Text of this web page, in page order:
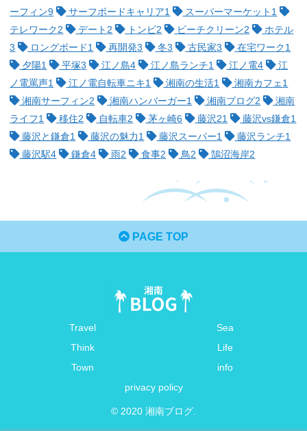
ーフィン9 サーフボードキャリア1 スーパーマーケット 1
テレワーク2 デート 2 トンビ2 ビーチクリーン2
ホテル
3
ロングボード1 再開発3 冬3 古民家3 在宅ワーク1
夕陽1 平塚3 江ノ島4 江ノ島ランチ1 江ノ電4
江
ノ電罵声1 江ノ電自転車ニキ1 湘南の生活1 湘南カフェ 1
湘南サーフィン2 湘南ハンバーガー1 湘南ブログ2
湘南
ライフ1 移住2 自転車2 茅ヶ崎6 藤沢21 藤沢vs鎌倉1
藤沢と鎌倉1 藤沢の魅力1 藤沢スーパー1 藤沢ランチ1
藤沢駅4 鎌倉4 雨2 食事2 鳥2 鵠沼海岸2
PAGE TOP
Travel
Sea
Think
Life
Town
info
privacy policy
© 2020 湘南ブログ.